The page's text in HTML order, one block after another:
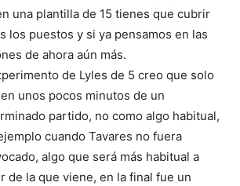
una plantilla de 15 tienes que cubrir
los puestos y si ya pensamos en las
de ahora aún más.
de Lyles de 5 creo que solo
unos pocos minutos de un
partido, no como algo habitual,
cuando Tavares no fuera
algo que será más habitual a
de la que viene, en la final fue un